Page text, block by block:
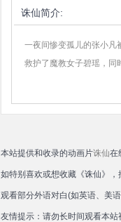
诛仙简介:
一夜间惨变孤儿的张小凡
救护了魔教女子碧瑶，同
本站提供和收录的动画片诛仙在
如特别喜欢或想收藏《诛仙》
观看部分外语对白(如英语、美
友情提示：请勿长时间观看本